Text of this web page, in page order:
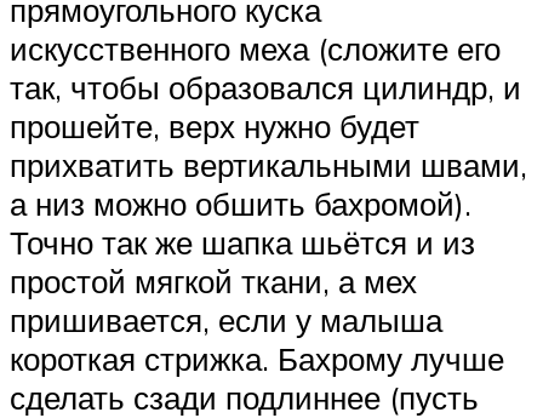
прямоугольного куска
искусственного меха (сложите его
так, чтобы образовался цилиндр, и
прошейте, верх нужно будет
прихватить вертикальными швами,
а низ можно обшить бахромой).
Точно так же шапка шьётся и из
простой мягкой ткани, а мех
пришивается, если у малыша
короткая стрижка. Бахрому лучше
сделать сзади подлиннее (пусть